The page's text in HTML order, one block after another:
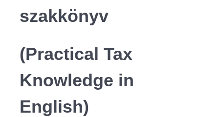
szakkönyv
(Practical Tax
Knowledge in
English)